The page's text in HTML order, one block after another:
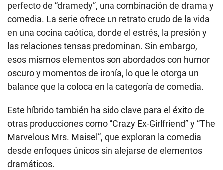
perfecto de “dramedy”, una combinación de drama y
comedia. La serie ofrece un retrato crudo de la vida
en una cocina caótica, donde el estrés, la presión y
las relaciones tensas predominan. Sin embargo,
esos mismos elementos son abordados con humor
oscuro y momentos de ironía, lo que le otorga un
balance que la coloca en la categoría de comedia.
Este híbrido también ha sido clave para el éxito de
otras producciones como “Crazy Ex-Girlfriend” y “The
Marvelous Mrs. Maisel”, que exploran la comedia
desde enfoques únicos sin alejarse de elementos
dramáticos.